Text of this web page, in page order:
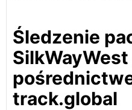
Śledzenie
track.global